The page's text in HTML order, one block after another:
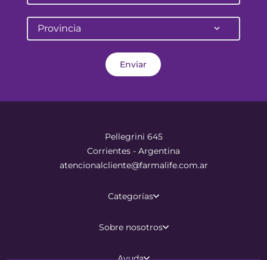
Provincia
Enviar
Pellegrini 645
Corrientes - Argentina
atencionalcliente@farmalife.com.ar
Categorías
Sobre nosotros